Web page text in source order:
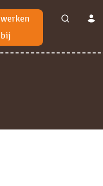
werken
bij